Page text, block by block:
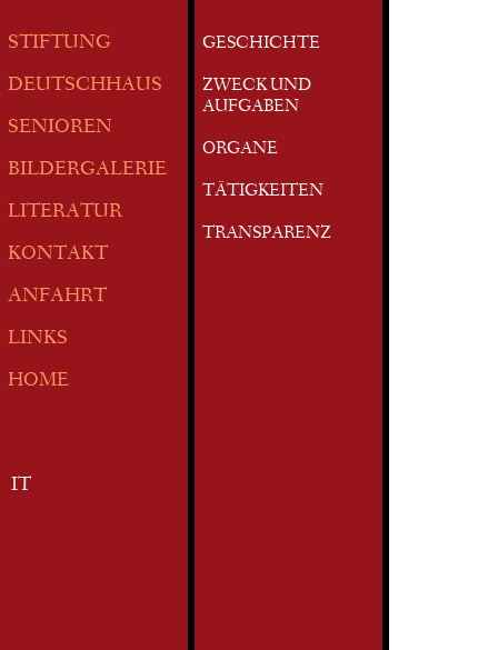
STIFTUNG
DEUTSCHHAUS
SENIOREN
BILDERGALERIE
LITERATUR
KONTAKT
ANFAHRT
LINKS
HOME
IT
GESCHICHTE
ZWECK UND
AUFGABEN
ORGANE
TÄTIGKEITEN
TRANSPARENZ